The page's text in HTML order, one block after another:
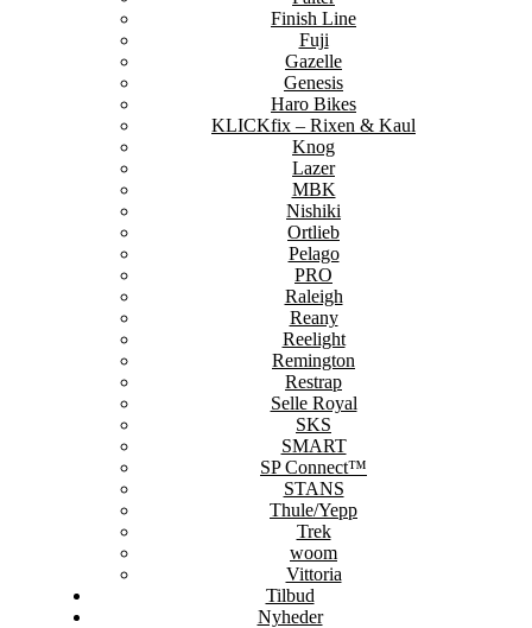
Finish Line
Fuji
Gazelle
Genesis
Haro Bikes
KLICKfix – Rixen & Kaul
Knog
Lazer
MBK
Nishiki
Ortlieb
Pelago
PRO
Raleigh
Reany
Reelight
Remington
Restrap
Selle Royal
SKS
SMART
SP Connect™
STANS
Thule/Yepp
Trek
woom
Vittoria
Tilbud
Nyheder